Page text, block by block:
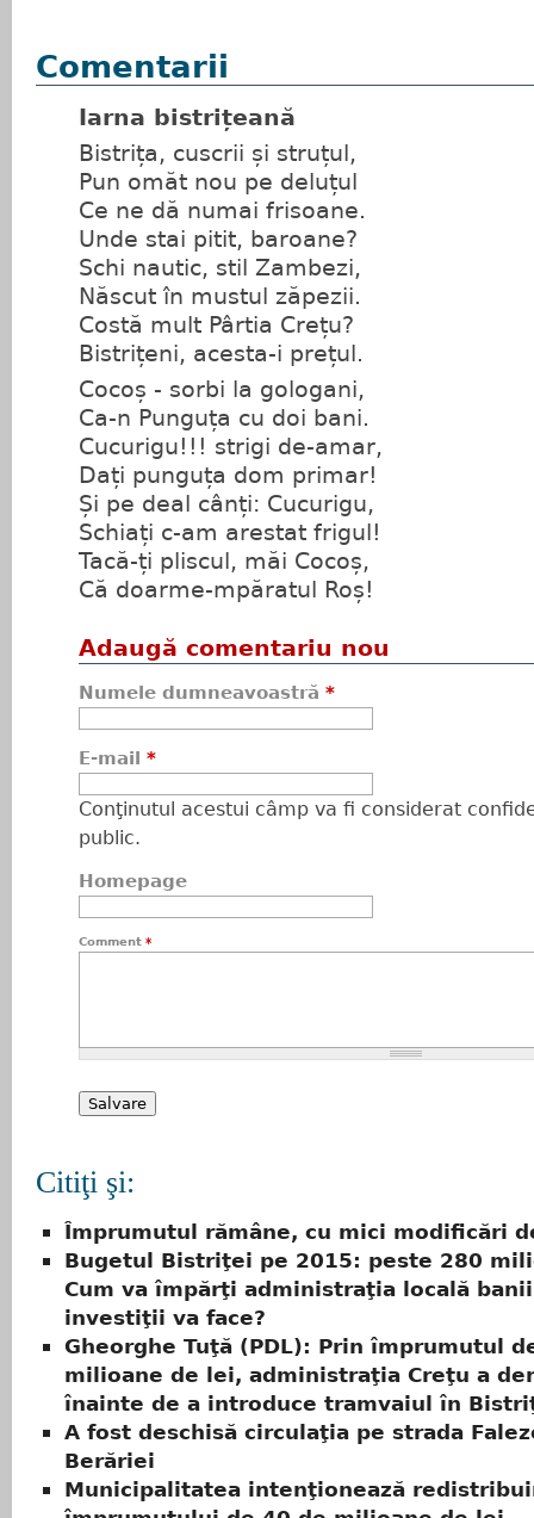
Comentarii
Iarna bistrițeană
Bistrița, cuscrii și struțul,
Pun omăt nou pe deluțul
Ce ne dă numai frisoane.
Unde stai pitit, baroane?
Schi nautic, stil Zambezi,
Născut în mustul zăpezii.
Costă mult Pârtia Crețu?
Bistrițeni, acesta-i prețul.
Cocoș - sorbi la gologani,
Ca-n Punguța cu doi bani.
Cucurigu!!! strigi de-amar,
Dați punguța dom primar!
Și pe deal cânți: Cucurigu,
Schiați c-am arestat frigul!
Tacă-ți pliscul, măi Cocoș,
Că doarme-mpăratul Roș!
Adaugă comentariu nou
Numele dumneavoastră *
E-mail *
Conţinutul acestui câmp va fi considerat
public.
Homepage
Comment *
Citiţi şi:
Împrumutul rămâne, cu mici modificări
Bugetul Bistriţei pe 2015: peste 280
Cum va împărţi administraţia locală
investiţii va face?
Gheorghe Tuţă (PDL): Prin împrumutul
milioane de lei, administraţia Creţu a
înainte de a introduce tramvaiul în
A fost deschisă circulaţia pe strada
Berăriei
Municipalitatea intenţionează